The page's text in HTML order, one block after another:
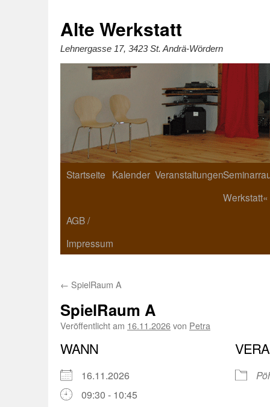
Alte Werkstatt
Lehnergasse 17, 3423 St. Andrä-Wördern
Startseite Kalender Veranstaltungen
Werkstatt«
AGB /
Impressum
← SpielRaum A
SpielRaum A
Veröffentlicht am 16.11.2026von Petra
WANN
16.11.2026
09:30 - 10:45